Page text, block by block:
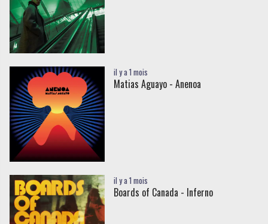
il y a 1 mois
Matias Aguayo - Anenoa
il y a 1 mois
Boards of Canada - Inferno